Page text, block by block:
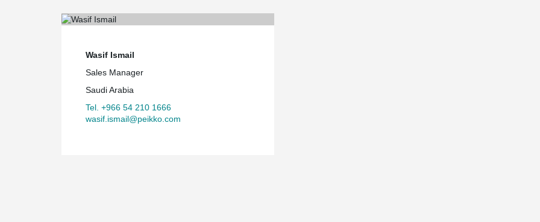
Wasif Ismail
Sales Manager
Saudi Arabia
Tel. +966 54 210 1666
wasif.ismail@peikko.com